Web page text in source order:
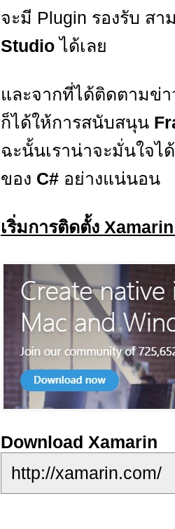
จะมี Plugin รองรับ ส
Studio ได้เลย
และจากที่ได้ติดตามข่
ก็ได้ให้การสนับสนุน
ฉะนั้นเราน่าจะมั่นใจไ
ของ C# อย่างแน่นอน
เริ่มการติดตั้ง
Download Xamarin
http://xamarin.com/